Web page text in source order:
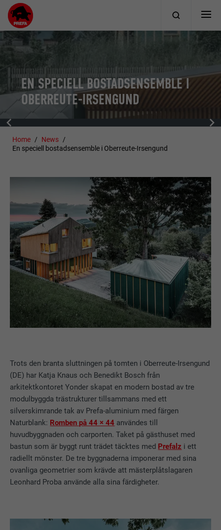
EN SPECIELL BOSTADSENSEMBLE I
OBERREUTE-IRSENGUND
Home
News
En speciell bostadsensemble i Oberreute-Irsengund
Trots den branta sluttningen på tomten i Oberreute-Irsengund
(DE) har Katja Knaus och Benedikt Bosch från
arkitektkontoret Yonder skapat en modern bostad av tre
modulbyggda trästrukturer tillsammans med ett
silverskimrande tak av Prefa-aluminium med färgen
Naturblank: Romben på 44 × 44 användes till
huvudbyggnaden och carporten. Taket på gästhuset med
bastun som är byggt runt trädet täcktes med Prefalz i ett
radiellt mönster. De tre byggnaderna imponerar med sina
ovanliga geometrier som krävde att mästerplåtslagaren
Leonhard Proba använde alla sina färdigheter.